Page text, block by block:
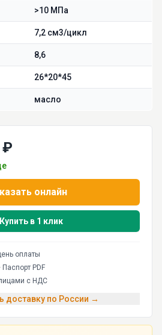
>10 МПа
7,2 см3/цикл
8,6
26*20*45
масло
₽
онлайн
Купить в 1 клик
оплаты
PDF
с НДС
доставку по России →